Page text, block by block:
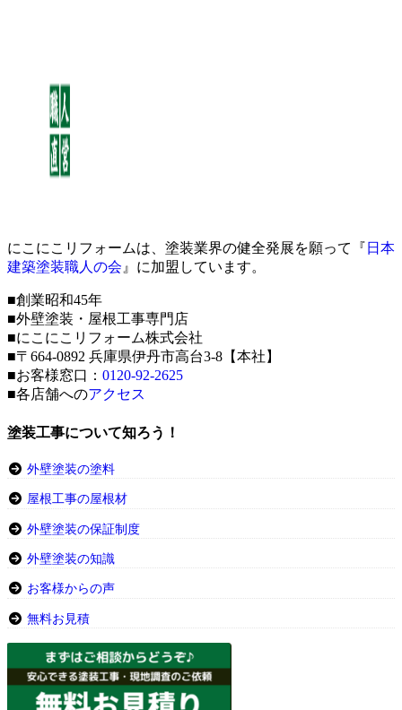
にこにこリフォームは、塗装業界の健全発展を願って『 日本
建築塗装職人の会 』に加盟しています。
■創業昭和45年
■外壁塗装・屋根工事専門店
■にこにこリフォーム株式会社
■〒664-0892 兵庫県伊丹市高台3-8【本社】
■お客様窓口： 0120-92-2625
■各店舗へのアクセス
塗装工事について知ろう！
外壁塗装の塗料
屋根工事の屋根材
外壁塗装の保証制度
外壁塗装の知識
お客様からの声
無料お見積